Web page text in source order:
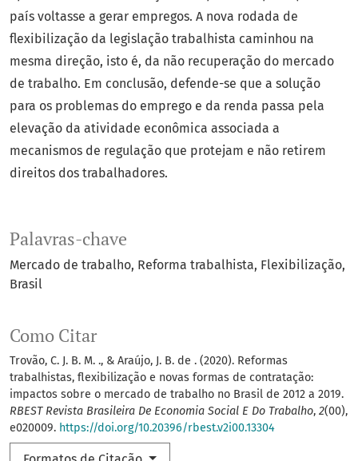
Palavras-chave
Mercado de trabalho Reforma trabalhista Flexibilização
Brasil
Como Citar
Trovão, C. J. B. M. ., & Araújo, J. B. de . (2020). Reformas
trabalhistas, flexibilização e novas formas de contratação:
impactos sobre o mercado de trabalho no Brasil de 2012 a 2019.
RBEST Revista Brasileira De Economia Social E Do Trabalho, 2(00),
e020009. https://doi.org/10.20396/rbest.v2i00.13304
país voltasse a gerar empregos. A nova rodada de
flexibilização da legislação trabalhista caminhou na
mesma direção, isto é, da não recuperação do mercado
de trabalho. Em conclusão, defende-se que a solução
para os problemas do emprego e da renda passa pela
elevação da atividade econômica associada a
mecanismos de regulação que protejam e não retirem
direitos dos trabalhadores.